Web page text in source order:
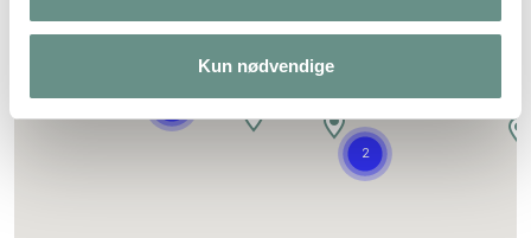
Kun nødvendige